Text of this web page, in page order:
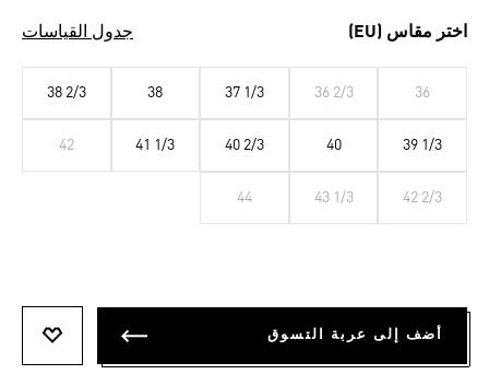
اختر مقاس (EU) جدول القياسات
36
36 2/3
37 1/3
38
38 2/3
39 1/3
40
40 2/3
41 1/3
42
42 2/3
43 1/3
44
أضف إلى عربة التسوق